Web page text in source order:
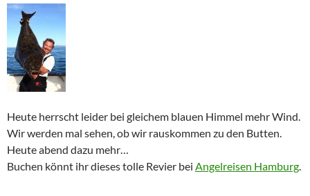
Heute herrscht leider bei gleichem blauen Himmel mehr Wind.
Wir werden mal sehen, ob wir rauskommen zu den Butten.
Heute abend dazu mehr…
Buchen könnt ihr dieses tolle Revier bei Angelreisen Hamburg.